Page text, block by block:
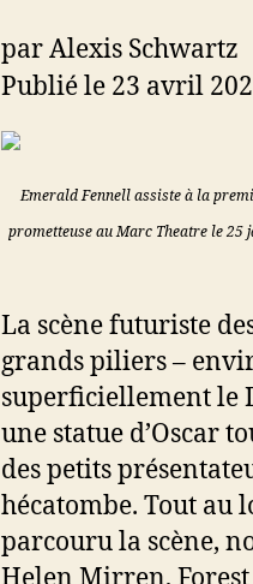
par Alexis Schwartz
Publié le 23 avril
Emerald Fennell assiste à la
prometteuse au Marc Theatre le 25
La scène futuriste
grands piliers –
superficiellement le
une statue d’Oscar
des petits
hécatombe. Tout au
parcouru la scène,